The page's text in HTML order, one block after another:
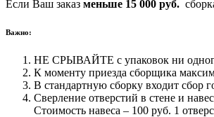
Если Ваш заказ меньше 15 000 руб.
Важно:
НЕ СРЫВАЙТЕ с упаковок ни одного
К моменту приезда сборщика
В стандартную сборку входит сбор
Сверление отверстий в стене и
Стоимость навеса – 100 руб. 1